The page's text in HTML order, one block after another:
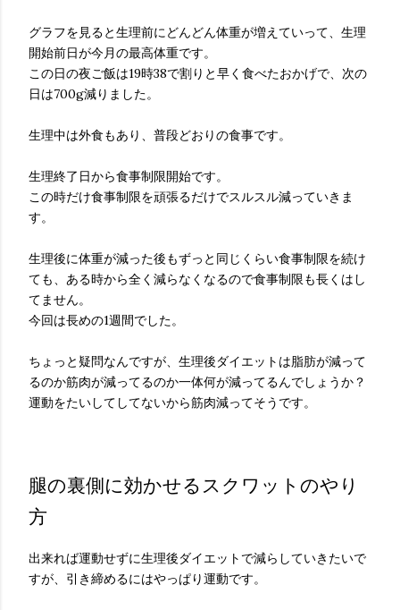
グラフを見ると生理前にどんどん体重が増えていって、生理
開始前日が今月の最高体重です。
この日の夜ご飯は19時38で割りと早く食べたおかげで、次の
日は700g減りました。
生理中は外食もあり、普段どおりの食事です。
生理終了日から食事制限開始です。
この時だけ食事制限を頑張るだけでスルスル減っていきま
す。
生理後に体重が減った後もずっと同じくらい食事制限を続け
ても、ある時から全く減らなくなるので食事制限も長くはし
てません。
今回は長めの1週間でした。
ちょっと疑問なんですが、生理後ダイエットは脂肪が減って
るのか筋肉が減ってるのか一体何が減ってるんでしょうか？
運動をたいしてしてないから筋肉減ってそうです。
腿の裏側に効かせるスクワットのやり
方
出来れば運動せずに生理後ダイエットで減らしていきたいで
すが、引き締めるにはやっぱり運動です。